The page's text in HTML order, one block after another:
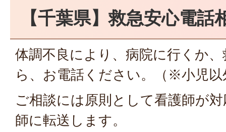
【千葉県】救急安心電話
体調不良により、病院に行くか
ら、お電話ください。（※小児以
ご相談には原則として看護師が
師に転送します。